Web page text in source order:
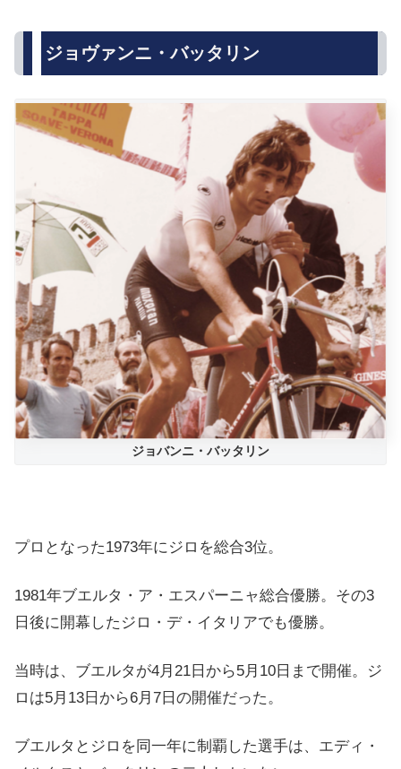
ジョヴァンニ・バッタリン
ジョバンニ・バッタリン
プロとなった1973年にジロを総合3位。
1981年ブエルタ・ア・エスパーニャ総合優勝。その3
日後に開幕したジロ・デ・イタリアでも優勝。
当時は、ブエルタが4月21日から5月10日まで開催。ジ
ロは5月13日から6月7日の開催だった。
ブエルタとジロを同一年に制覇した選手は、エディ・